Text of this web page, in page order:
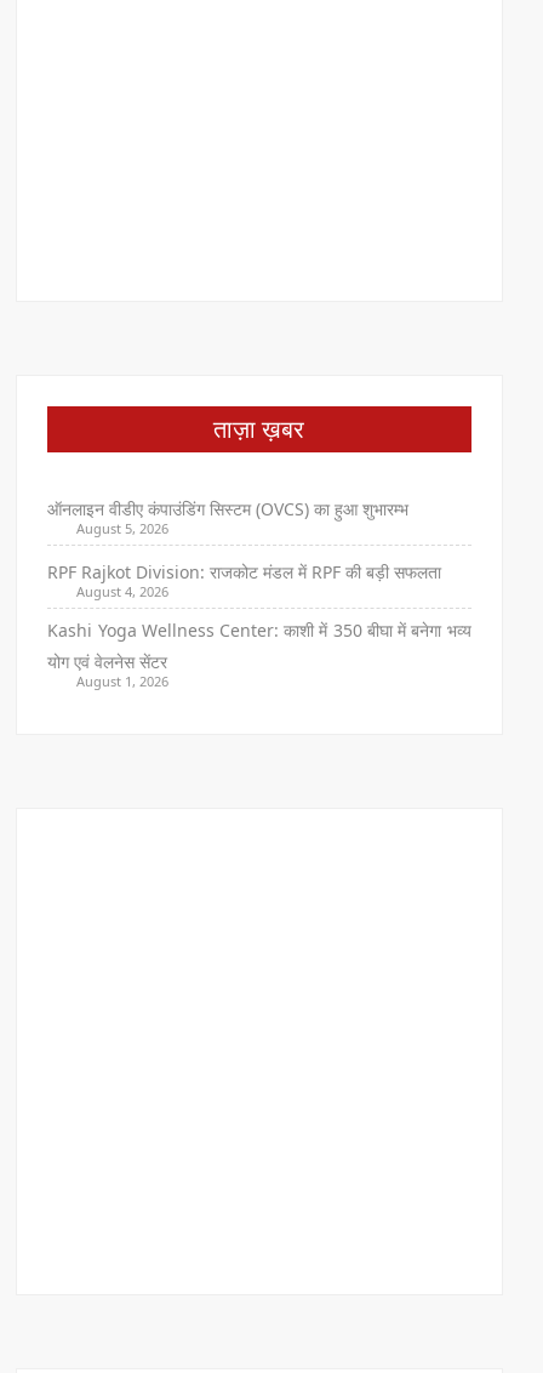
ताज़ा ख़बर
ऑनलाइन वीडीए कंपाउंडिंग सिस्टम (OVCS) का हुआ शुभारम्भ
August 5, 2026
RPF Rajkot Division: राजकोट मंडल में RPF की बड़ी सफलता
August 4, 2026
Kashi Yoga Wellness Center: काशी में 350 बीघा में बनेगा भव्य
योग एवं वेलनेस सेंटर
August 1, 2026